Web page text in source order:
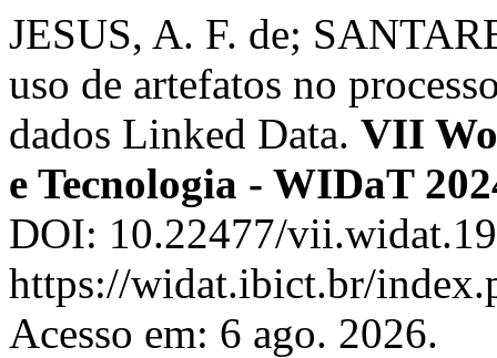
JESUS, A. F. de;
uso de artefatos no
dados Linked Data. VII
e Tecnologia - WIDaT
DOI: 10.22477/
https://widat.ibict.br/
Acesso em: 6 ago. 2026.